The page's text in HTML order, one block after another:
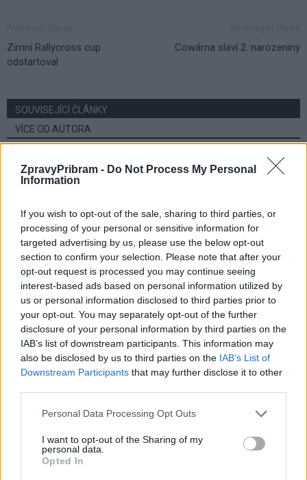
ZpravyPribram - Do Not Process My Personal
Information
If you wish to opt-out of the sale, sharing to third parties, or
processing of your personal or sensitive information for
targeted advertising by us, please use the below opt-out
section to confirm your selection. Please note that after your
opt-out request is processed you may continue seeing
interest-based ads based on personal information utilized by
us or personal information disclosed to third parties prior to
your opt-out. You may separately opt-out of the further
disclosure of your personal information by third parties on the
IAB’s list of downstream participants. This information may
also be disclosed by us to third parties on the IAB’s List of
Downstream Participants that may further disclose it to other
Personal Data Processing Opt Outs
I want to opt-out of the Sharing of my
personal data.
Opted In
Zimní Rallycross cup
odstartoval
Cowárna slaví 2. narozeniny
SOUVISEJÍCÍ ČLÁNKY
VÍCE OD AUTORA
Dnes se v Příbrami otevře výstava
Festival hudby na zámku Dobříš sází na
jedinečnou atmosféru. Klasiku propojí
s dalšími žánry i rodinným programem
Kultura
Fesťáczek Presents poprvé míří do
Lesního divadla Skalka. Nabídne hudbu,
divadlo i tvořivé dílny